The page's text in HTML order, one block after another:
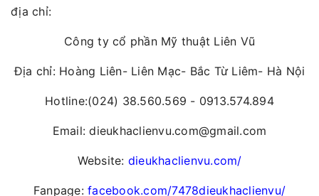
địa chỉ:
Công ty cổ phần Mỹ thuật Liên Vũ
Địa chỉ: Hoàng Liên- Liên Mạc- Bắc Từ Liêm- Hà Nội
Hotline:(024) 38.560.569 - 0913.574.894
Email: dieukhaclienvu.com@gmail.com
Website: dieukhaclienvu.com/
Fanpage:facebook.com/7478dieukhaclienvu/